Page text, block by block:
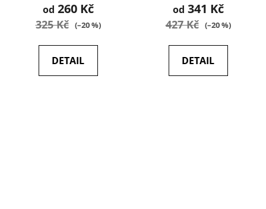
od 260 Kč
325 Kč (–20 %)
DETAIL
od 341 Kč
427 Kč (–20 %)
DETAIL